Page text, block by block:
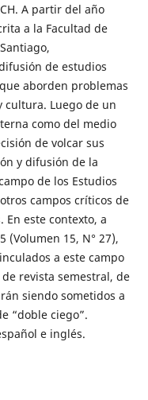
A partir del año
a la Facultad de
de estudios
aborden problemas
cultura. Luego de un
como del medio
de volcar sus
y difusión de la
de los Estudios
campos críticos de
En este contexto, a
(Volumen 15, N° 27),
a este campo
revista semestral, de
siendo sometidos a
“doble ciego”.
e inglés.